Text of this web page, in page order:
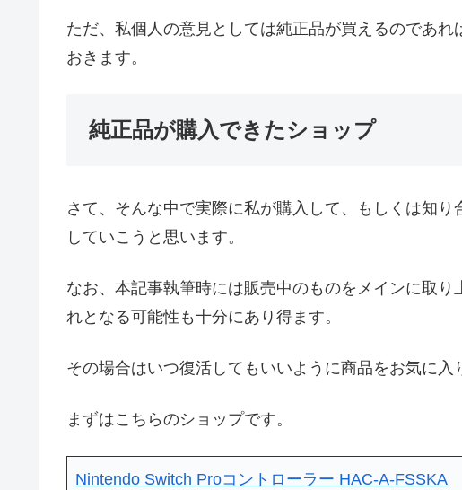
ただ、私個人の意見としては純正品が買えるのであ
おきます。
純正品が購入できたショップ
さて、そんな中で実際に私が購入して、もしくは知
していこうと思います。
なお、本記事執筆時には販売中のものをメインに取
れとなる可能性も十分にあり得ます。
その場合はいつ復活してもいいように商品をお気に入
まずはこちらのショップです。
Nintendo Switch Proコントローラー HAC-A-FSSKA